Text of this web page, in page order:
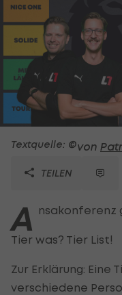
Textquelle: ©von
TEILEN
A nsakonferenz
Tier was? Tier List!
Zur Erklärung: Eine
verschiedene